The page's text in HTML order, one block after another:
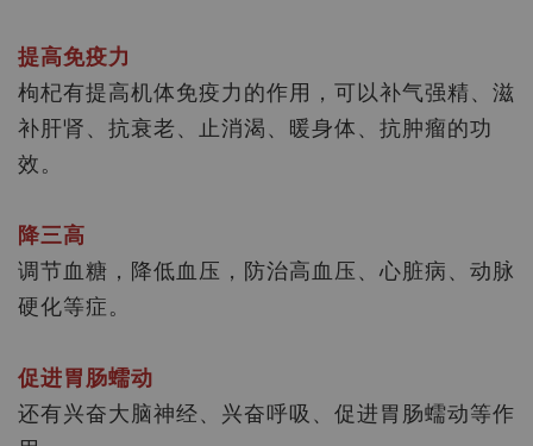
提高免疫力
枸杞有提高机体免疫力的作用，可以补气强精、滋
补肝肾、抗衰老、止消渴、暖身体、抗肿瘤的功
效。
降三高
调节血糖，降低血压，防治高血压、心脏病、动脉
硬化等症。
促进胃肠蠕动
还有兴奋大脑神经、兴奋呼吸、促进胃肠蠕动等作